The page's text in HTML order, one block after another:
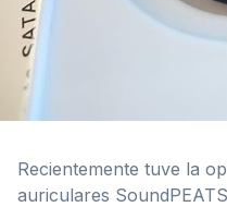
Recientemente tuve la
auriculares